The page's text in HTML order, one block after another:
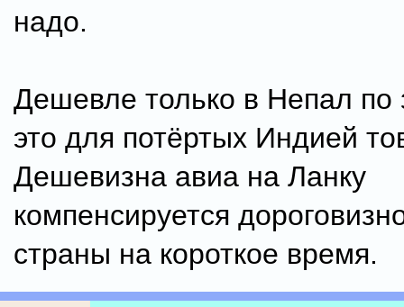
надо.
Дешевле только в Непал
это для потёртых Индией
Дешевизна авиа на Ланку
компенсируется
страны на короткое время.